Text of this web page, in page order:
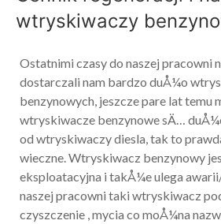
wtryskiwaczy
Ostatnimi czasy do naszej pracowni
dostarczali nam bardzo duÅ¼o
benzynowych, jeszcze pare lat temu
wtryskiwacze benzynowe sÄ…
od wtryskiwaczy diesla, tak to
wieczne. Wtryskiwacz benzynowy
eksploatacyjna i takÅ¼e ulega
naszej pracowni taki wtryskiwacz
czyszczenie , mycia co moÅ¼na